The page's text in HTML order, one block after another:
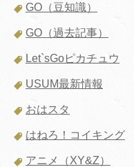
GO（豆知識）
GO（過去記事）
Let`sGoピカチュウ
USUM最新情報
おはスタ
はねろ！コイキング
アニメ（XY&Z）